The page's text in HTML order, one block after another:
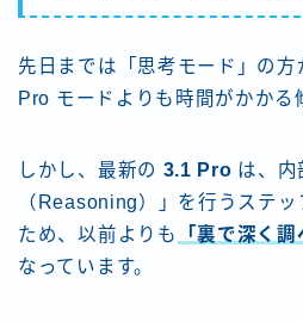
先日までは「思考モード」の方
Pro モードよりも時間がかかる
しかし、最新の 3.1 Pro は、内
（Reasoning）」を行うステ
ため、以前よりも
「裏で深く
なっています。